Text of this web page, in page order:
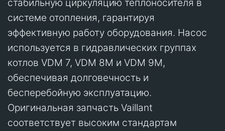
стабильную циркуляцию теплоносителя в
системе отопления, гарантируя
эффективную работу оборудования. Насос
используется в гидравлических группах
котлов VDM 7, VDM 8M и VDM 9M,
обеспечивая долговечность и
бесперебойную эксплуатацию.
Оригинальная запчасть Vaillant
соответствует высоким стандартам